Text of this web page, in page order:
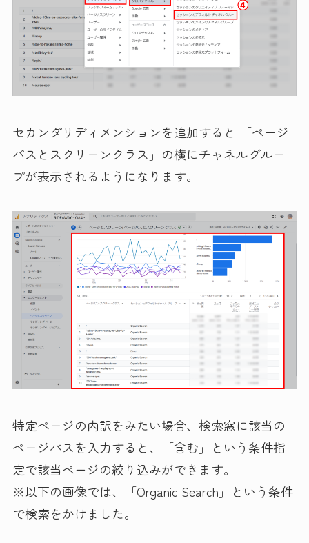
セカンダリディメンションを追加すると 「ページ
パスとスクリーンクラス」の横にチャネルグルー
プが表示されるようになります。
特定ページの内訳をみたい場合、検索窓に該当の
ページパスを入力すると、「含む」という条件指
定で該当ページの絞り込みができます。
※以下の画像では、「Organic Search」という条件
で検索をかけました。